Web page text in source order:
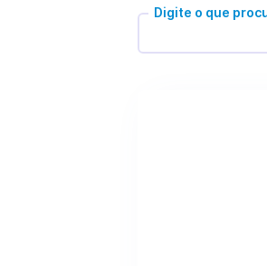
Digite o que